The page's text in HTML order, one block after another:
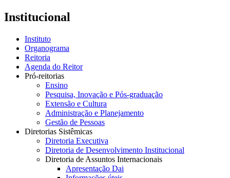
Institucional
Instituto
Organograma
Reitoria
Agenda do Reitor
Pró-reitorias
Ensino
Pesquisa, Inovação e Pós-graduação
Extensão e Cultura
Administração e Planejamento
Gestão de Pessoas
Diretorias Sistêmicas
Diretoria Executiva
Diretoria de Desenvolvimento Institucional
Diretoria de Assuntos Internacionais
Apresentação Dai